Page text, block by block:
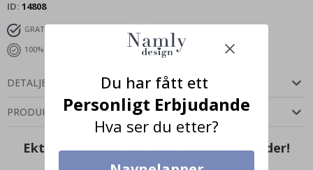
ID 14808
GRATIS FRAKT OVER 349 KR
100% TILFREDSHETSGARANTI
DETALJER
PRODUKTOMTALER(0)
Ekte inspirasjon fra våre fornøyde kunder!
Du har fått ett
Personligt Erbjudande
Hva ser du etter?